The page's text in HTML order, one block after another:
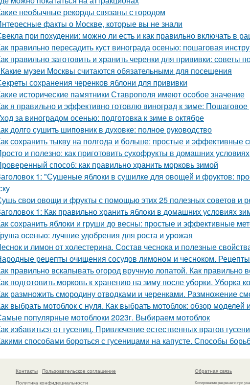
необычные рекорды связаны с городом
факты о Москве, которые вы не знали
при похудении: можно ли есть и как правильно включать в
правильно пересадить куст винограда осенью: пошаговая
правильно заготовить и хранить черенки для прививки:
музеи Москвы считаются обязательными для посещения
сохранения черенков яблони для прививки
исторические памятники Ставрополя имеют особое значение
я правильно и эффективно готовлю виноград к зиме: Пошаговое
за виноградом осенью: подготовка к зиме в октябре
долго сушить шиповник в духовке: полное руководство
сохранить тыкву на полгода и больше: простые и эффективные
и полезно: как приготовить сухофрукты в домашних условиях
способ: как правильно хранить морковь зимой
1: "Сушеные яблоки в сушилке для овощей и фруктов:
свои овощи и фрукты с помощью этих 25 полезных советов и
1: Как правильно хранить яблоки в домашних условиях
сохранить яблоки и груши до весны: простые и эффективные
осенью: лучшие удобрения для роста и урожая
и лимон от холестерина. Состав чеснока и полезные
рецепты очищения сосудов лимоном и чесноком. Рецепты
правильно вскапывать огород вручную лопатой. Как правильно
подготовить морковь к хранению на зиму после уборки. Уборка
размножить смородину отводками и черенками. Размножение
выбрать мотоблок с нуля. Как выбрать мотоблок: обзор моделей
популярные мотоблоки 2023г. Выбираем мотоблок
избавиться от гусениц. Привлечение естественных врагов
способами бороться с гусеницами на капусте. Способы
Контакты
Пользовательское соглашение
Политика конфидециальности
Обратная связь
Копирование разрешено при